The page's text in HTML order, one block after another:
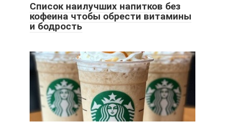
Список наилучших напитков без
кофеина чтобы обрести витамины
и бодрость